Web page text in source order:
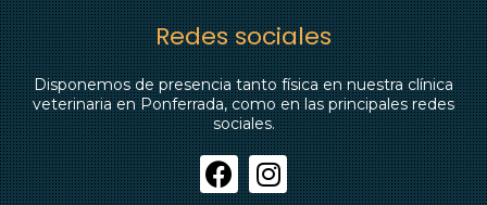
Redes sociales
Disponemos de presencia tanto física en nuestra clínica
veterinaria en Ponferrada, como en las principales redes
sociales.